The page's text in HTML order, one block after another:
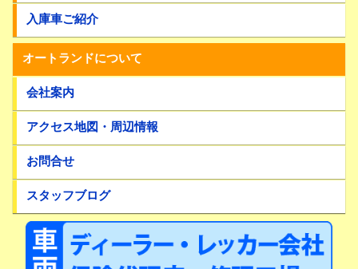
入庫車ご紹介
オートランドについて
会社案内
アクセス地図・周辺情報
お問合せ
スタッフブログ